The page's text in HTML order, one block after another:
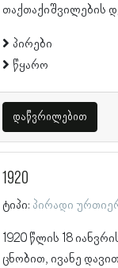
თაქთაქიშვილების
პირები
წყარო
დაწვრილებით
1920
ტიპი: პირადი
1920 წლის 18
ცნობით, ივანე